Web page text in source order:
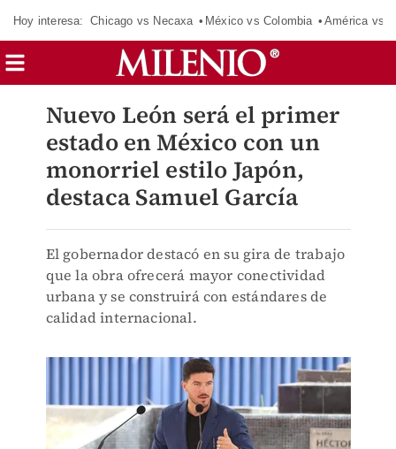
Hoy interesa: Chicago vs Necaxa México vs Colombia América vs
Nuevo León será el primer
estado en México con un
monorriel estilo Japón,
destaca Samuel García
El gobernador destacó en su gira de trabajo
que la obra ofrecerá mayor conectividad
urbana y se construirá con estándares de
calidad internacional.